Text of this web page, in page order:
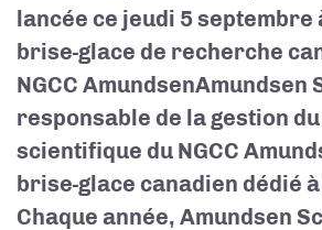
lancée ce jeudi 5 septembre
brise-glace de recherche
NGCC AmundsenAmundsen
responsable de la gestion
scientifique du NGCC
brise-glace canadien dédié
Chaque année, Amundsen